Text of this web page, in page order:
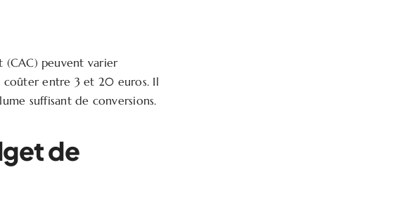
(CAC) peuvent varier
coûter entre 3 et 20 euros. Il
suffisant de conversions.
de